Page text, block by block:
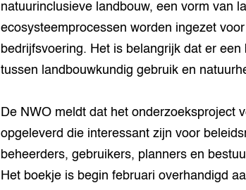
natuurinclusieve landbouw, een vorm van
ecosysteemprocessen worden ingezet
bedrijfsvoering. Het is belangrijk dat er
tussen landbouwkundig gebruik en
De NWO meldt dat het onderzoeksproject
opgeleverd die interessant zijn voor
beheerders, gebruikers, planners en
Het boekje is begin februari overhandigd